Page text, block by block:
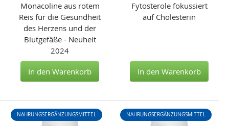
Monacoline aus rotem
Reis für die Gesundheit
des Herzens und der
Blutgefäße - Neuheit
2024
In den Warenkorb
Fytosterole fokussiert
auf Cholesterin
In den Warenkorb
NAHRUNGSERGÄNZUNGSMITTEL NAHRUNGSERGÄNZUNGSMITTEL